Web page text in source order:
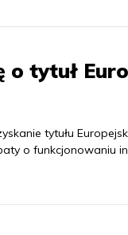
o tytuł
tytułu
o funkcjonowaniu